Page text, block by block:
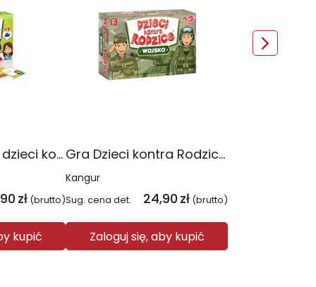
Gra Kalambury dzieci kontra rodzice
zł (brutto)
kupić
Gra Dzieci kontra Rodzice Wojsko
Kangur
Sug. cena det. 24,90 zł (brutto)
Zaloguj się, aby kupić